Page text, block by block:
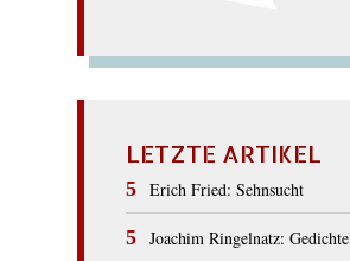
LETZTE ARTIKEL
Erich Fried: Sehnsucht
Joachim Ringelnatz: Gedichte